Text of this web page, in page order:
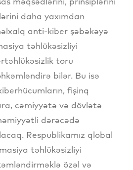
daha yaxımdan
anti-kiber şəbəkəyə
təhlükəsizliyi
toru
bilər. Bu isə
fişinq
cəmiyyətə və dövlətə
dərəcədə
Respublikamız qlobal
təhlükəsizliyi
özəl və